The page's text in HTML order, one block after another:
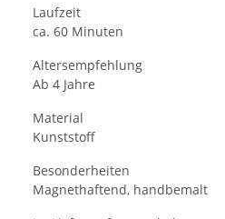
Laufzeit
ca. 60 Minuten
Altersempfehlung
Ab 4 Jahre
Material
Kunststoff
Besonderheiten
Magnethaftend, handbemalt